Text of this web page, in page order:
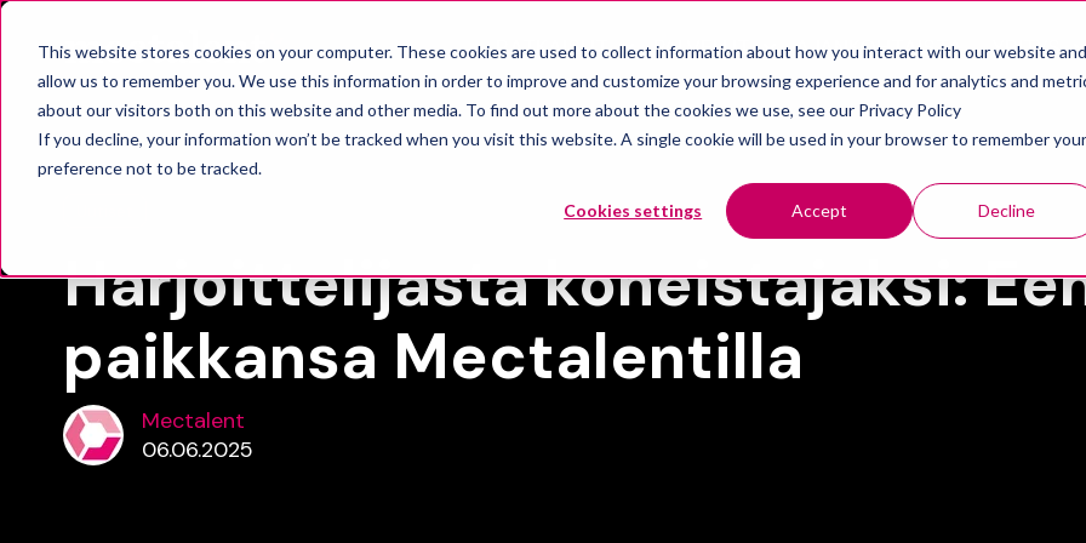
This website stores cookies on your computer. These cookies are used to collect information about how you interact with our website and
allow us to remember you. We use this information in order to improve and customize your browsing experience and for analytics and
about our visitors both on this website and other media. To find out more about the cookies we use, see our Privacy Policy
If you decline, your information won’t be tracked when you visit this website. A single cookie will be used in your browser to remember your
preference not to be tracked.
Cookies settings Accept Decline
RATKAISUT
Show submenu for Ratkaisut
PALVELUT
Show submenu for Palvelut
AJANKOHTAISTA YRITYS
Harjoittelijasta koneistajaksi:
paikkansa Mectalentilla
Mectalent
06.06.2025